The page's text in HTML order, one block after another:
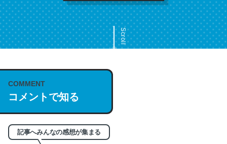
Scroll
COMMENT
コメントで知る
記事へみんなの感想が集まる
これは名文。彼はとてもクレバーなんだろうなと凄く思
─今のこの状況が信じられるかい？ by ラーズ・ヌートバー